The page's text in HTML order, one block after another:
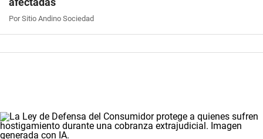
Por Sitio Andino Sociedad